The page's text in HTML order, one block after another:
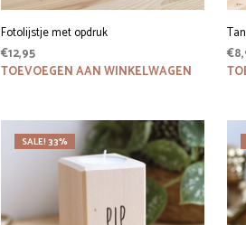
Fotolijstje met opdruk
€12,95
TOEVOEGEN AAN WINKELWAGEN
€
SALE! 33%